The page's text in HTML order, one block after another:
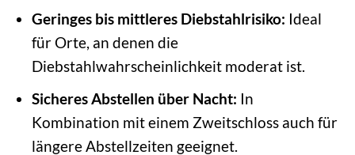
Geringes bis mittleres Diebstahlrisiko: Ideal
für Orte, an denen die
Diebstahlwahrscheinlichkeit moderat ist.
Sicheres Abstellen über Nacht: In
Kombination mit einem Zweitschloss auch für
längere Abstellzeiten geeignet.